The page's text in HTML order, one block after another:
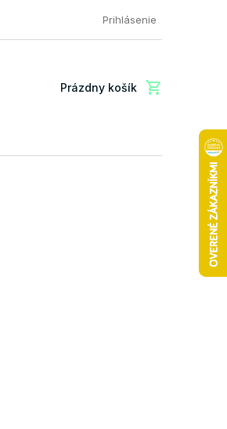
FAQ: Najčastejšie otázky zákazníkov
Prihlásenie
Nákupný
Prázdny košík